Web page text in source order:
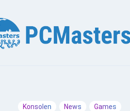
Konsolen News Games